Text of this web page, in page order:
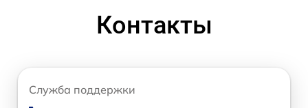
Контакты
Служба поддержки